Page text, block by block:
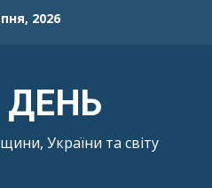
2026
України та світу